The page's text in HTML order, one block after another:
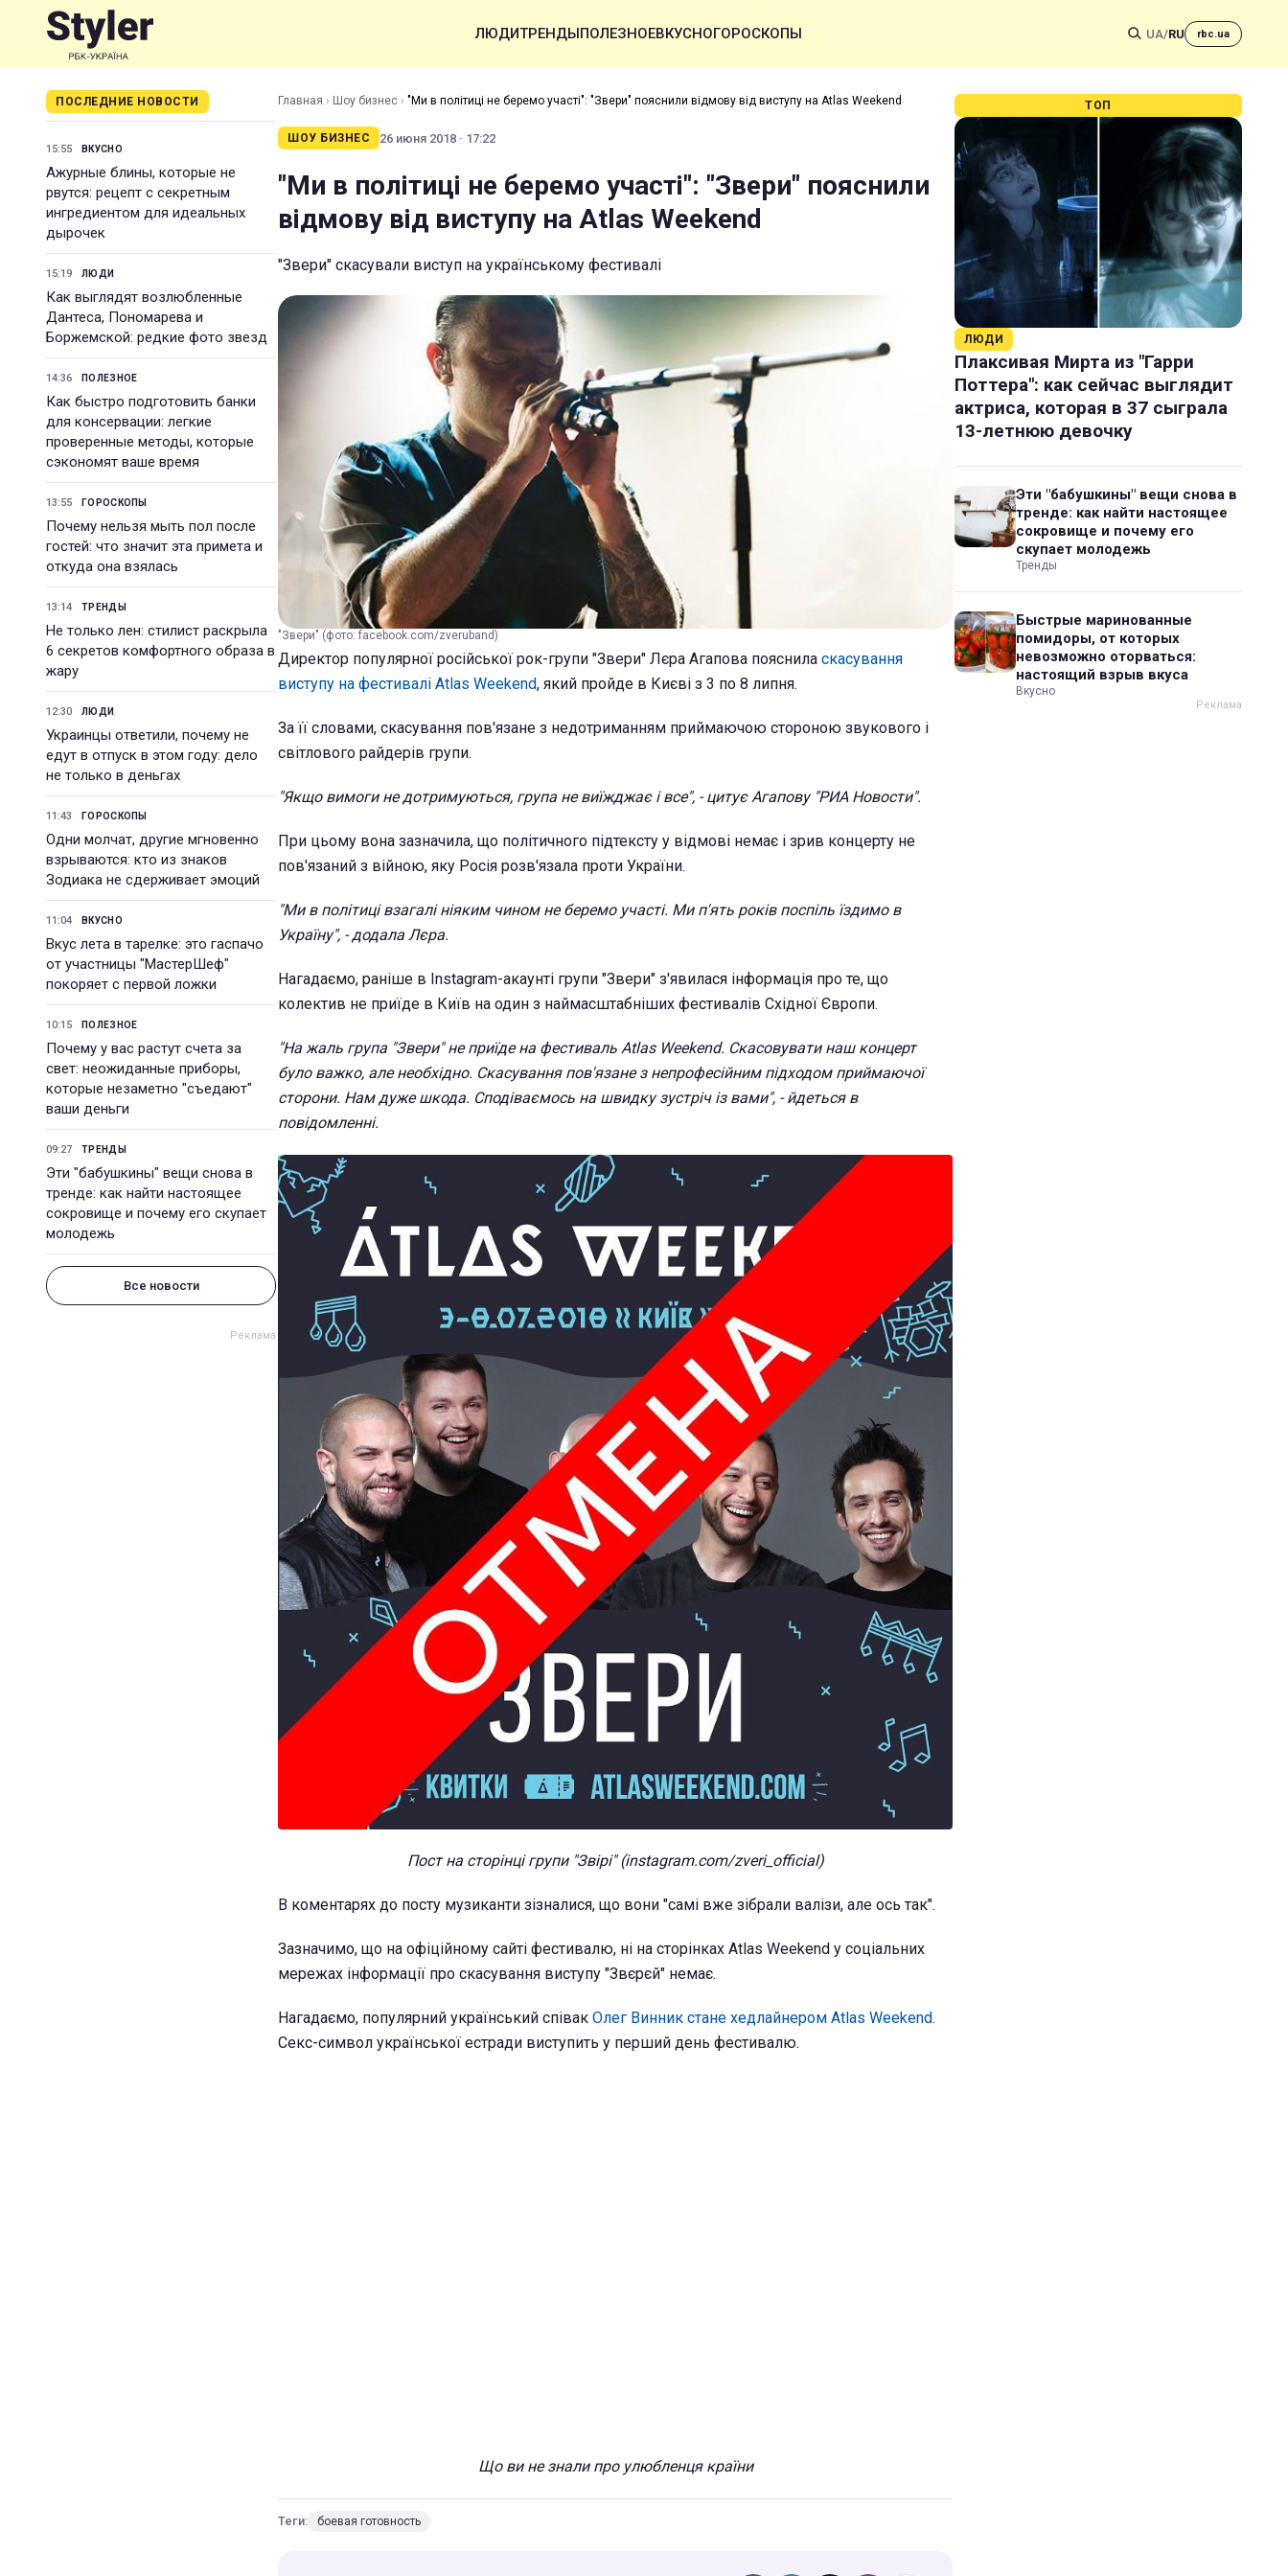
ЛЮДИТРЕНДЫПОЛЕЗНОЕВКУСНОГОРОСКОПЫ UA/RU rbc.ua
ПОСЛЕДНИЕ НОВОСТИ
15:55 ВКУСНО
Ажурные блины, которые не
рвутся: рецепт с секретным
ингредиентом для идеальных
дырочек
15:19 ЛЮДИ
Как выглядят возлюбленные
Дантеса, Пономарева и
Боржемской: редкие фото звезд
14:36 ПОЛЕЗНОЕ
Как быстро подготовить банки
для консервации: легкие
проверенные методы, которые
сэкономят ваше время
13:55 ГОРОСКОПЫ
Почему нельзя мыть пол после
гостей: что значит эта примета и
откуда она взялась
13:14 ТРЕНДЫ
Не только лен: стилист раскрыла
6 секретов комфортного образа в
жару
12:30 ЛЮДИ
Украинцы ответили, почему не
едут в отпуск в этом году: дело
не только в деньгах
11:43 ГОРОСКОПЫ
Одни молчат, другие мгновенно
взрываются: кто из знаков
Зодиака не сдерживает эмоций
11:04 ВКУСНО
Вкус лета в тарелке: это гаспачо
от участницы "МастерШеф"
покоряет с первой ложки
10:15 ПОЛЕЗНОЕ
Почему у вас растут счета за
свет: неожиданные приборы,
которые незаметно "съедают"
ваши деньги
09:27 ТРЕНДЫ
Эти "бабушкины" вещи снова в
тренде: как найти настоящее
сокровище и почему его скупает
молодежь
Все новости
Главная › Шоу бизнес › "Ми в політиці не беремо участі": "Звери" пояснили відмову від виступу на Atlas Weekend
ШОУ БИЗНЕС 26 июня 2018 · 17:22
"Ми в політиці не беремо участі": "Звери" пояснили
відмову від виступу на Atlas Weekend
"Звери" скасували виступ на українському фестивалі
"Звери" (фото: facebook.com/zveruband)
Директор популярної російської рок-групи "Звери" Лєра Агапова пояснила скасування
виступу на фестивалі Atlas Weekend, який пройде в Києві з 3 по 8 липня.
За її словами, скасування пов'язане з недотриманням приймаючою стороною звукового і
світлового райдерів групи.
"Якщо вимоги не дотримуються, група не виїжджає і все", - цитує Агапову "РИА Новости".
При цьому вона зазначила, що політичного підтексту у відмові немає і зрив концерту не
пов'язаний з війною, яку Росія розв'язала проти України.
"Ми в політиці взагалі ніяким чином не беремо участі. Ми п'ять років поспіль їздимо в
Україну", - додала Лєра.
Нагадаємо, раніше в Instagram-акаунті групи "Звери" з'явилася інформація про те, що
колектив не приїде в Київ на один з наймасштабніших фестивалів Східної Європи.
"На жаль група "Звери" не приїде на фестиваль Atlas Weekend. Скасовувати наш концерт
було важко, але необхідно. Скасування пов'язане з непрофесійним підходом приймаючої
сторони. Нам дуже шкода. Сподіваємось на швидку зустріч із вами", - йдеться в
повідомленні.
Пост на сторінці групи "Звірі" (instagram.com/zveri_official)
В коментарях до посту музиканти зізналися, що вони "самі вже зібрали валізи, але ось так".
Зазначимо, що на офіційному сайті фестивалю, ні на сторінках Atlas Weekend у соціальних
мережах інформації про скасування виступу "Звєрєй" немає.
Нагадаємо, популярний український співак Олег Винник стане хедлайнером Atlas Weekend.
Секс-символ української естради виступить у перший день фестивалю.
Що ви не знали про улюбленця країни
Теги: боевая готовность
ТОП
ЛЮДИ
Плаксивая Мирта из "Гарри
Поттера": как сейчас выглядит
актриса, которая в 37 сыграла
13-летнюю девочку
Эти "бабушкины" вещи снова в
тренде: как найти настоящее
сокровище и почему его
скупает молодежь
Тренды
Быстрые маринованные
помидоры, от которых
невозможно оторваться:
настоящий взрыв вкуса
Вкусно